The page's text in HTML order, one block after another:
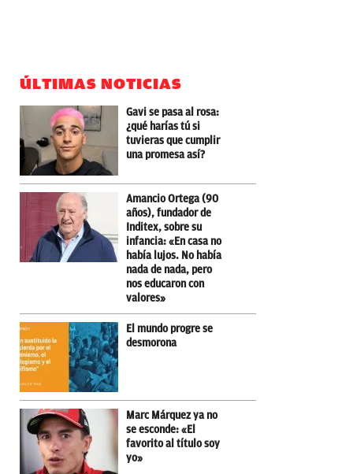
ÚLTIMAS NOTICIAS
Gavi se pasa al rosa:
¿qué harías tú si
tuvieras que cumplir
una promesa así?
Amancio Ortega (90
años), fundador de
Inditex, sobre su
infancia: «En casa no
había lujos. No había
nada de nada, pero
nos educaron con
valores»
El mundo progre se
desmorona
Marc Márquez ya no
se esconde: «El
favorito al título soy
yo»